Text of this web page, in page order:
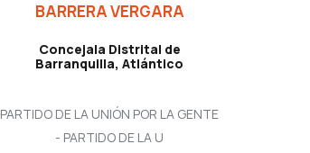
BARRERA VERGARA
Concejala Distrital de
Barranquilla, Atlántico
PARTIDO DE LA UNIÓN POR LA GENTE
- PARTIDO DE LA U